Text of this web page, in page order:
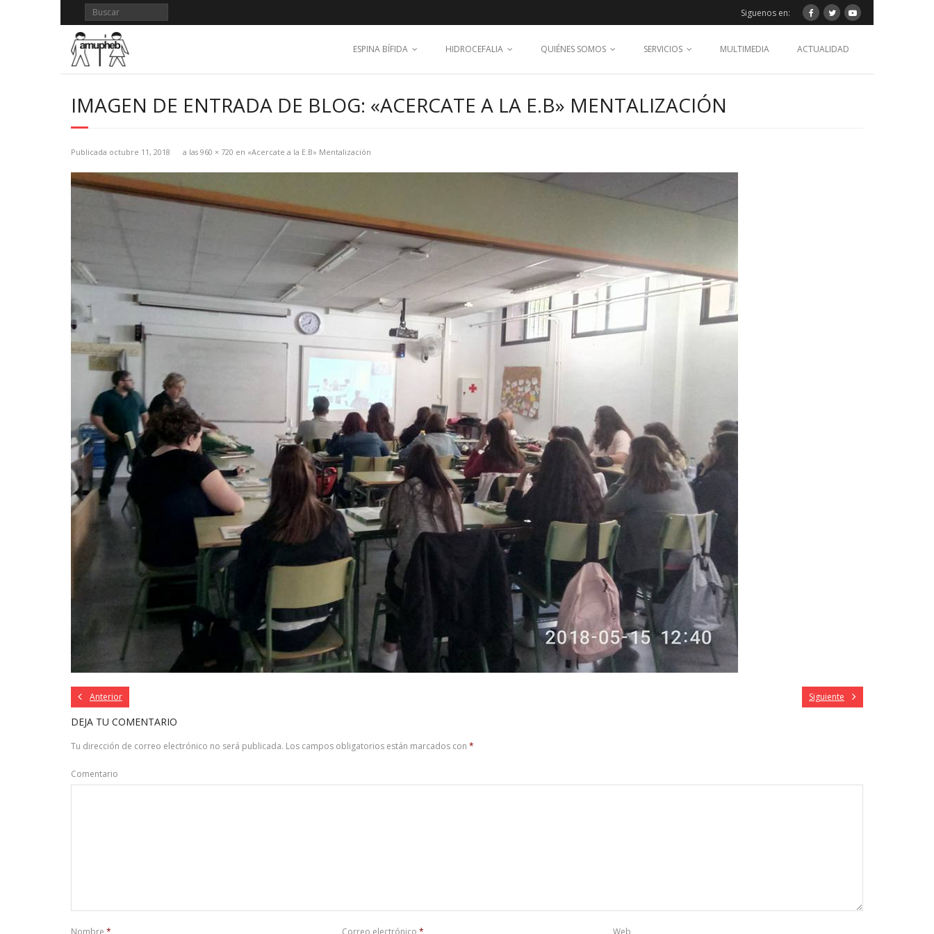
contenido
Siguenos en:
ESPINA BÍFIDA HIDROCEFALIA QUIÉNES SOMOS SERVICIOS MULTIMEDIA ACTUALIDAD
IMAGEN DE ENTRADA DE BLOG: «ACERCATE A LA E.B» MENTALIZACIÓN
Publicada octubre 11, 2018 a las 960 × 720 en «Acercate a la E.B» Mentalización
Anterior Siguiente
DEJA TU COMENTARIO
Tu dirección de correo electrónico no será publicada. Los campos obligatorios están marcados con *
Comentario
Nombre * Correo electrónico * Web